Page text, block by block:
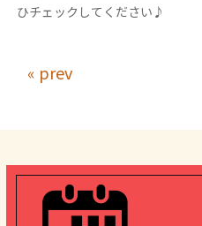
ひチェックしてください♪
« prev